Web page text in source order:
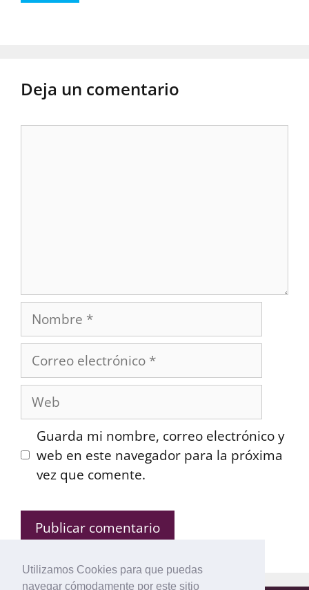
Utilizamos Cookies para que puedas
navegar cómodamente por este sitio
Deja un comentario
Nombre
Correo
electrónico
Web
Guarda mi nombre, correo electrónico y
web en este navegador para la próxima
vez que comente.